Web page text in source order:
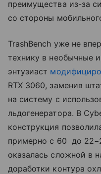
преимущества из-за
со стороны
TrashBench уже не
технику в необычные
энтузиаст
RTX 3060, заменив
на систему с
льдогенератора. В
конструкция
примерно с 60 до
оказалась сложной в
доработки контура